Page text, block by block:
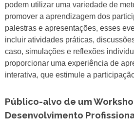
podem utilizar uma variedade de
promover a aprendizagem dos
palestras e apresentações, esses
incluir atividades práticas,
caso, simulações e reflexões
proporcionar uma experiência de
interativa, que estimule a
Público-alvo de um
Desenvolvimento